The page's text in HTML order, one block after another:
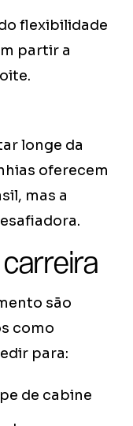
flexibilidade
partir a
longe da
oferecem
mas a
são
como
para:
de cabine